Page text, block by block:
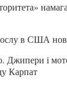
в США нові
Джипери і
Карпат